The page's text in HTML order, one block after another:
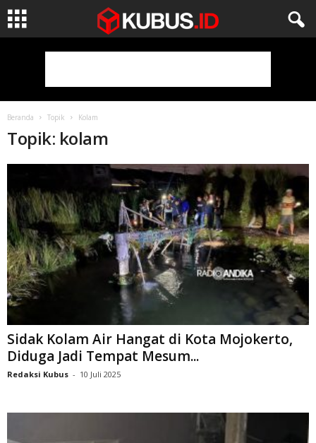
Beranda Topik Kolam
Topik: kolam
Sidak Kolam Air Hangat di Kota Mojokerto,
Diduga Jadi Tempat Mesum...
Redaksi Kubus - 10 Juli 2025